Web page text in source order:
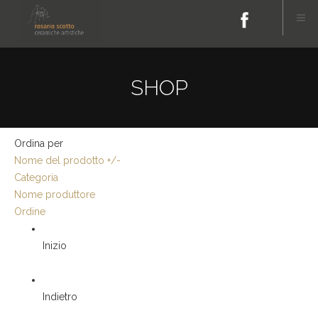
SHOP
Ordina per
Nome del prodotto +/-
Categoria
Nome produttore
Ordine
Inizio
Indietro